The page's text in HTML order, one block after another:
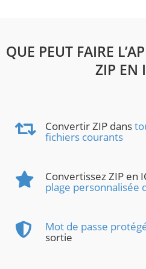
QUE PEUT FAIRE
ZIP EN
Convertir ZIP dans
fichiers courants
Convertissez ZIP en
plage personnalisée
Mot de passe
sortie